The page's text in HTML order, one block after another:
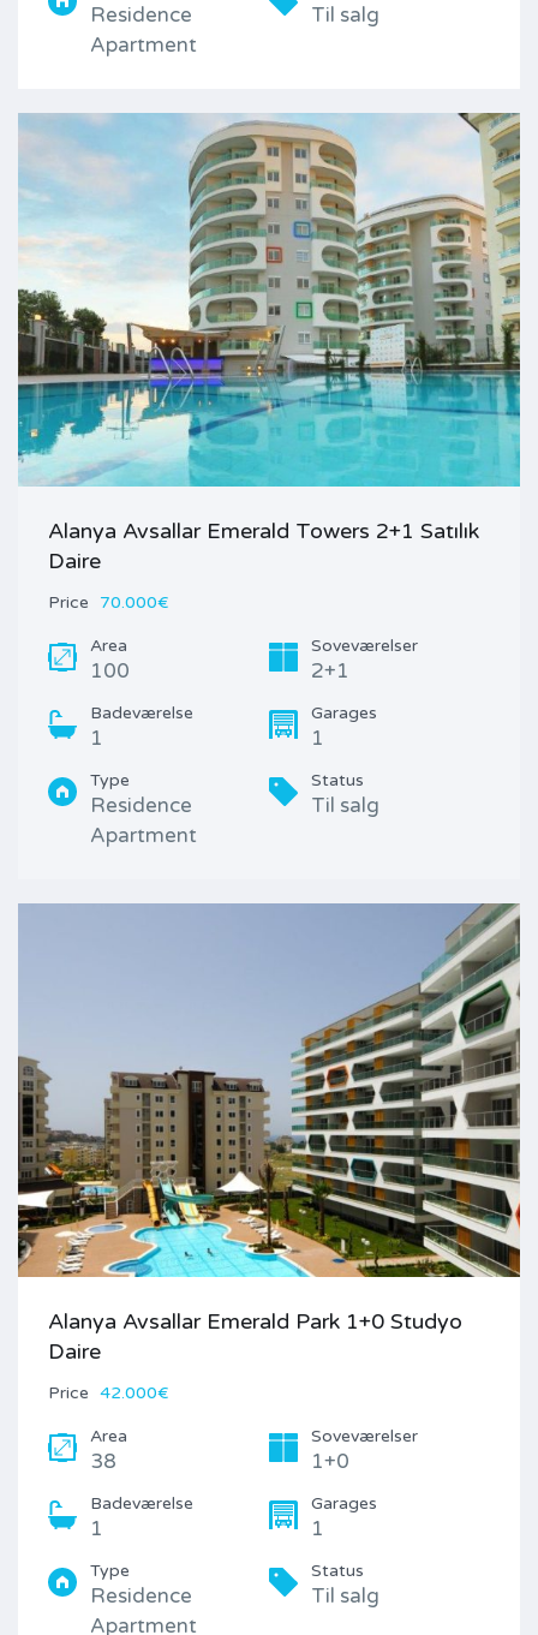
Residence
Apartment
Til salg
Alanya Avsallar Emerald Towers 2+1 Satılık
Daire
Price 70.000€
Area
100
Soveværelser
2+1
Badeværelse
1
Garages
1
Type
Residence
Apartment
Status
Til salg
Alanya Avsallar Emerald Park 1+0 Studyo
Daire
Price 42.000€
Area
38
Soveværelser
1+0
Badeværelse
1
Garages
1
Type
Residence
Apartment
Status
Til salg